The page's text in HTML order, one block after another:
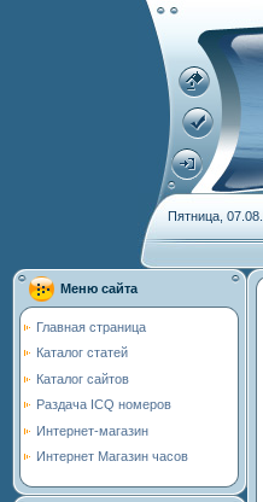
Пятница,
Меню сайта
Главная страница
Каталог статей
Каталог сайтов
Раздача ICQ номеров
Интернет-магазин
Интернет Магазин часов